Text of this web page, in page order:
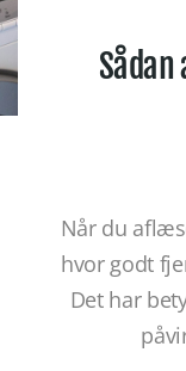
Når du
hvor godt
Det har